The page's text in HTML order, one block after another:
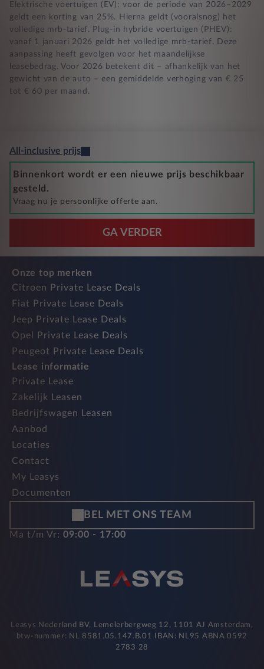
Elektrische voertuigen (EV): voor de periode van 2026–2029
geldt een korting van 25%. Hierna geldt (vooralsnog) het
volledige mrb-tarief. Plug-in hybride voertuigen (PHEV):
vanaf 1 januari 2026 geldt het volledige mrb-tarief. Deze
aanpassing heeft gevolgen voor het maandelijkse
leasebedrag. Voor 2026 betekent dit – afhankelijk van het
gewicht van de auto – een gemiddelde verhoging van € 25
tot € 60 per maand.
All-inclusive prijs
Binnenkort wordt er een nieuwe prijs beschikbaar
gesteld.
Vraag nu je persoonlijke offerte aan.
GA VERDER
Onze top merken
Citroen Private Lease Deals
Fiat Private Lease Deals
Jeep Private Lease Deals
Opel Private Lease Deals
Peugeot Private Lease Deals
Lease informatie
Private Lease
Zakelijk Leasen
Bedrijfswagen Leasen
Aanbod
Locaties
Contact
My Leasys
Documenten
BEL MET ONS TEAM
Ma t/m Vr: 09:00 - 17:00
Leasys Nederland BV, Lemelerbergweg 12, 1101 AJ Amsterdam,
btw-nummer: NL 8581.05.147.B.01 IBAN: NL95 ABNA 0592
2783 28